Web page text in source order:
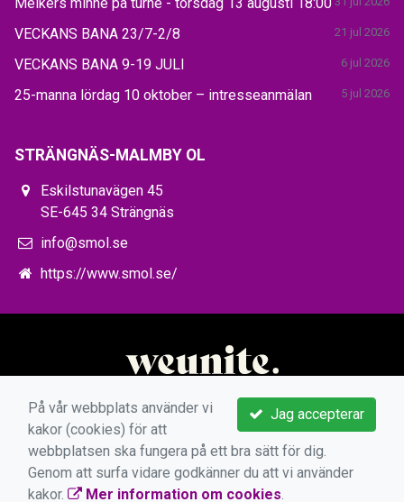
Melkers minne på turné - torsdag 13 augusti 18:00
VECKANS BANA 23/7-2/8 21 jul 2026
VECKANS BANA 9-19 JULI 6 jul 2026
25-manna lördag 10 oktober – intresseanmälan 5 jul 2026
STRÄNGNÄS-MALMBY OL
Eskilstunavägen 45
SE-645 34 Strängnäs
info@smol.se
https://www.smol.se/
Jag accepterar
På vår webbplats använder vi
kakor (cookies) för att
webbplatsen ska fungera på ett bra sätt för dig.
Genom att surfa vidare godkänner du att vi använder
kakor.
Mer information om cookies.